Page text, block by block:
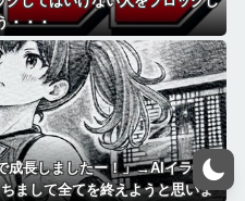
・・・
成長しましたー！」→AIイラスト
まして全てを終えようと思いま